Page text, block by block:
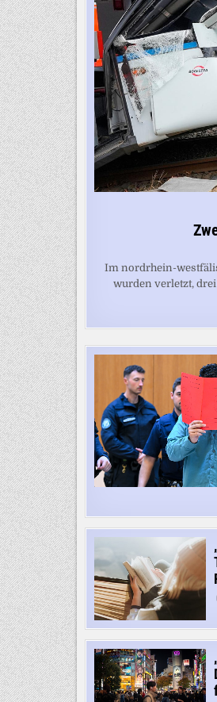
Im nordrhein-
wurden verletzt,